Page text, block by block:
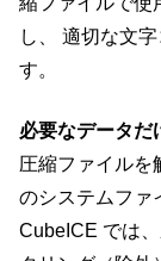
し、 適切な文
す。
必要なデータだ
圧縮ファイルを
のシステムファ
CubeICE では